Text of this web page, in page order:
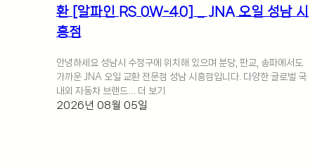
환 [알파인 RS 0W-40] _ JNA 오일 성남 시
흥점
안녕하세요 성남시 수정구에 위치해 있으며 분당, 판교, 송파에서도
가까운 JNA 오일 교환 전문점 성남 시흥점입니다. 다양한 글로벌 국
내외 자동차 브랜드… 더 보기
2026년 08월 05일